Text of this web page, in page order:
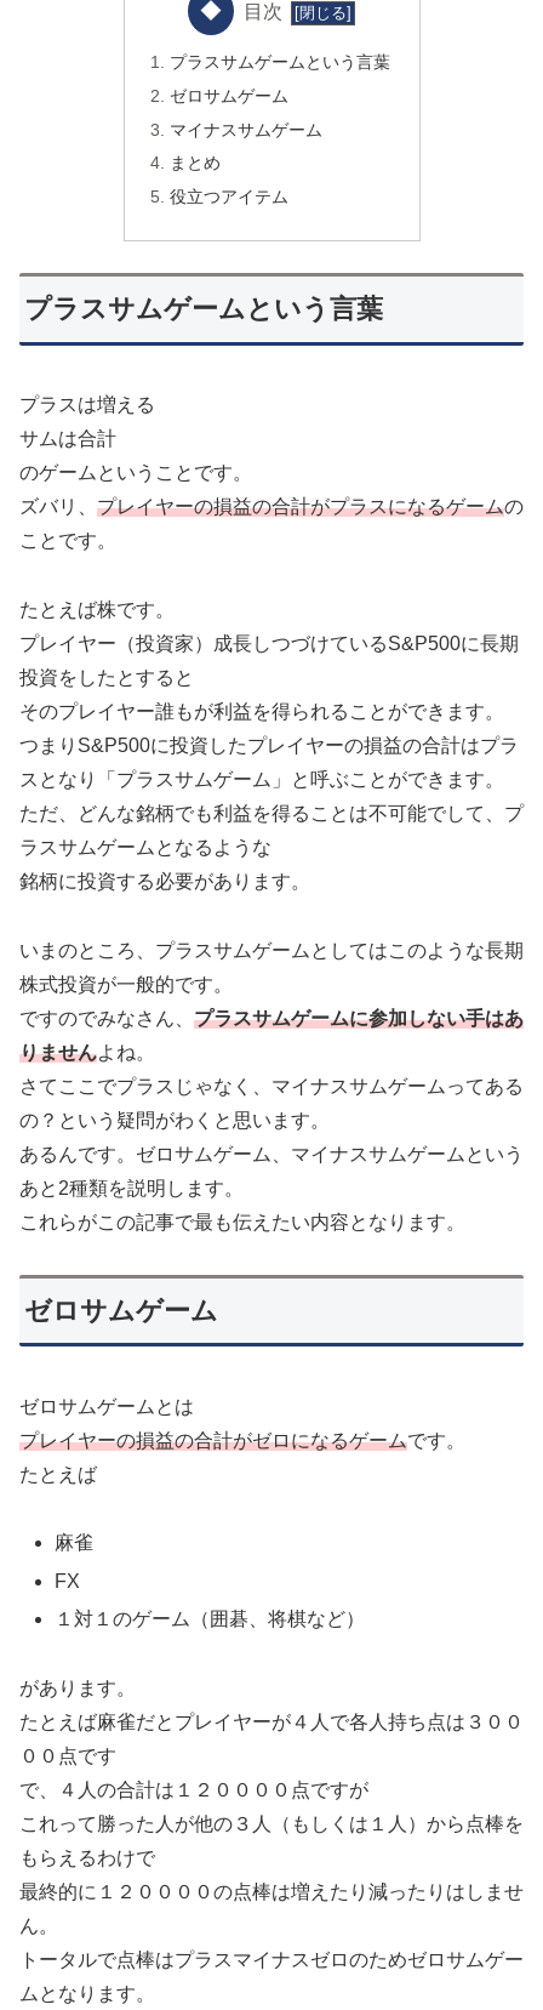
目次
プラスサムゲームという言葉
ゼロサムゲーム
マイナスサムゲーム
まとめ
役立つアイテム
プラスサムゲームという言葉
プラスは増える
サムは合計
のゲームということです。
ズバリ、 プレイヤーの損益の合計がプラスになるゲームの
ことです。
たとえば株です。
プレイヤー（投資家）成長しつづけているS&P500に長期
投資をしたとすると
そのプレイヤー誰もが利益を得られることができます。
つまりS&P500に投資したプレイヤーの損益の合計はプラ
スとなり「プラスサムゲーム」と呼ぶことができます。
ただ、どんな銘柄でも利益を得ることは不可能でして、プ
ラスサムゲームとなるような
銘柄に投資する必要があります。
いまのところ、プラスサムゲームとしてはこのような長期
株式投資が一般的です。
ですのでみなさん、 プラスサムゲームに参加しない手はあ
りませんよね。
さてここでプラスじゃなく、マイナスサムゲームってある
の？という疑問がわくと思います。
あるんです。ゼロサムゲーム、マイナスサムゲームという
あと2種類を説明します。
これらがこの記事で最も伝えたい内容となります。
ゼロサムゲーム
ゼロサムゲームとは
プレイヤーの損益の合計がゼロになるゲームです。
たとえば
麻雀
FX
１対１のゲーム（囲碁、将棋など）
があります。
たとえば麻雀だとプレイヤーが４人で各人持ち点は３００
００点です
で、４人の合計は１２００００点ですが
これって勝った人が他の３人（もしくは１人）から点棒を
もらえるわけで
最終的に１２００００の点棒は増えたり減ったりはしませ
ん。
トータルで点棒はプラスマイナスゼロのためゼロサムゲー
ムとなります。